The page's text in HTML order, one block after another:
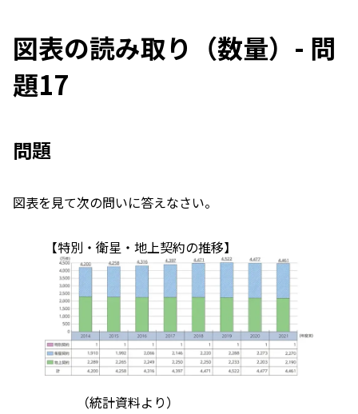
図表の読み取り（数量）- 問
題17
問題
図表を見て次の問いに答えなさい。
【特別・衛星・地上契約の推移】
（統計資料より）